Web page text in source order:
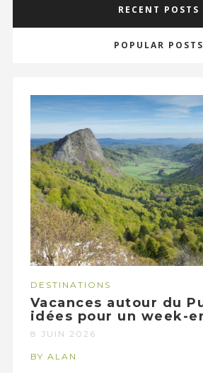
RECENT POSTS
POPULAR POSTS
DESTINATIONS
Vacances autour du
idées pour un week-
8 JUIN 2026
BY ALAN